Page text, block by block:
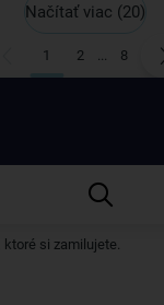
Načítať viac (20)
1 2 ... 8
a tipy na
newslettera.
ktoré si zamilujete.